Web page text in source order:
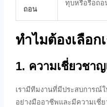
ถอน
ทุบหรือรื้อถอ
ทำไมต้องเลือก
1. ความเชี่ยวชา
เรามีทีมงานที่มีประสบการณ์
อย่างมืออาชีพและมีความเชี่